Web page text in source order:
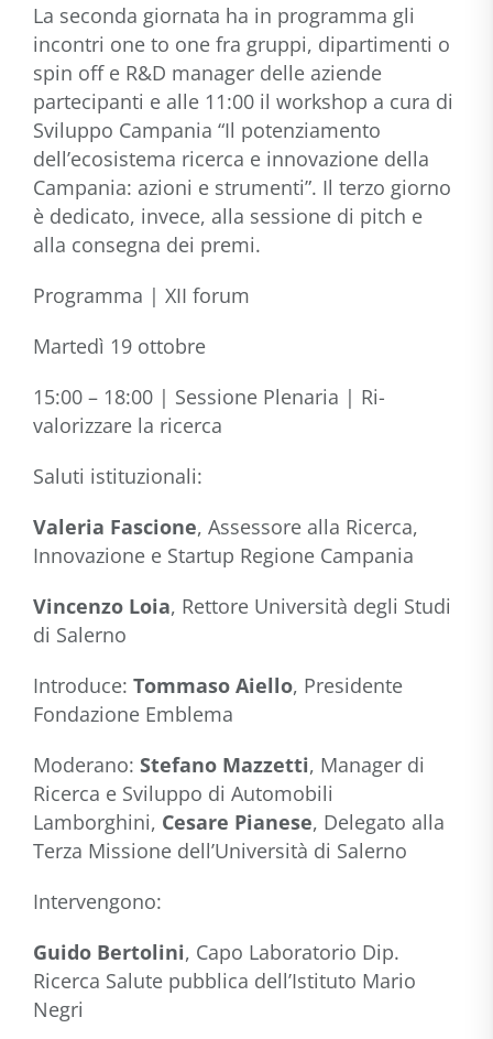
La seconda giornata ha in programma gli
incontri one to one fra gruppi, dipartimenti o
spin off e R&D manager delle aziende
partecipanti e alle 11:00 il workshop a cura di
Sviluppo Campania “Il potenziamento
dell’ecosistema ricerca e innovazione della
Campania: azioni e strumenti”. Il terzo giorno
è dedicato, invece, alla sessione di pitch e
alla consegna dei premi.
Programma | XII forum
Martedì 19 ottobre
15:00 – 18:00 | Sessione Plenaria | Ri-
valorizzare la ricerca
Saluti istituzionali:
Valeria Fascione, Assessore alla Ricerca,
Innovazione e Startup Regione Campania
Vincenzo Loia, Rettore Università degli Studi
di Salerno
Introduce: Tommaso Aiello, Presidente
Fondazione Emblema
Moderano: Stefano Mazzetti, Manager di
Ricerca e Sviluppo di Automobili
Lamborghini, Cesare Pianese, Delegato alla
Terza Missione dell’Università di Salerno
Intervengono:
Guido Bertolini, Capo Laboratorio Dip.
Ricerca Salute pubblica dell’Istituto Mario
Negri